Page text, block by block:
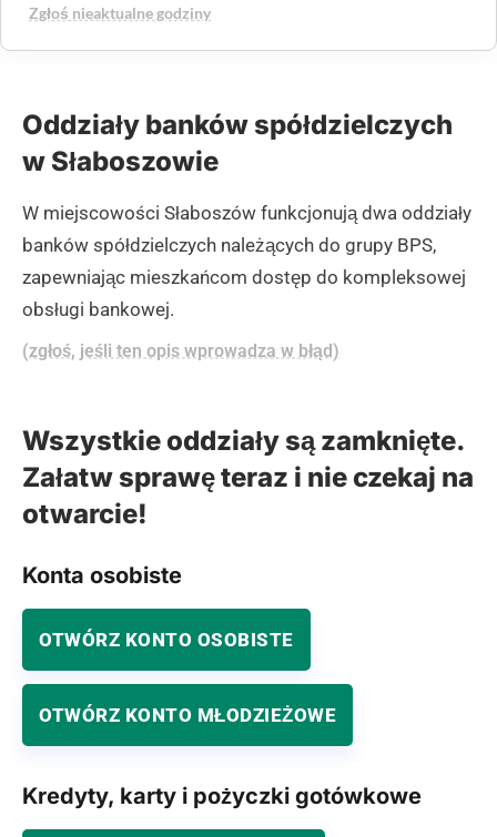
Zgłoś nieaktualne godziny
Oddziały banków spółdzielczych
w Słaboszowie
W miejscowości Słaboszów funkcjonują dwa oddziały
banków spółdzielczych należących do grupy BPS,
zapewniając mieszkańcom dostęp do kompleksowej
obsługi bankowej.
(zgłoś, jeśli ten opis wprowadza w błąd)
Wszystkie oddziały są zamknięte.
Załatw sprawę teraz i nie czekaj na
otwarcie!
Konta osobiste
OTWÓRZ KONTO OSOBISTE
OTWÓRZ KONTO MŁODZIEŻOWE
Kredyty, karty i pożyczki gotówkowe